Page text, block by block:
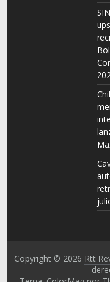
Copyright © 2026 Rtt